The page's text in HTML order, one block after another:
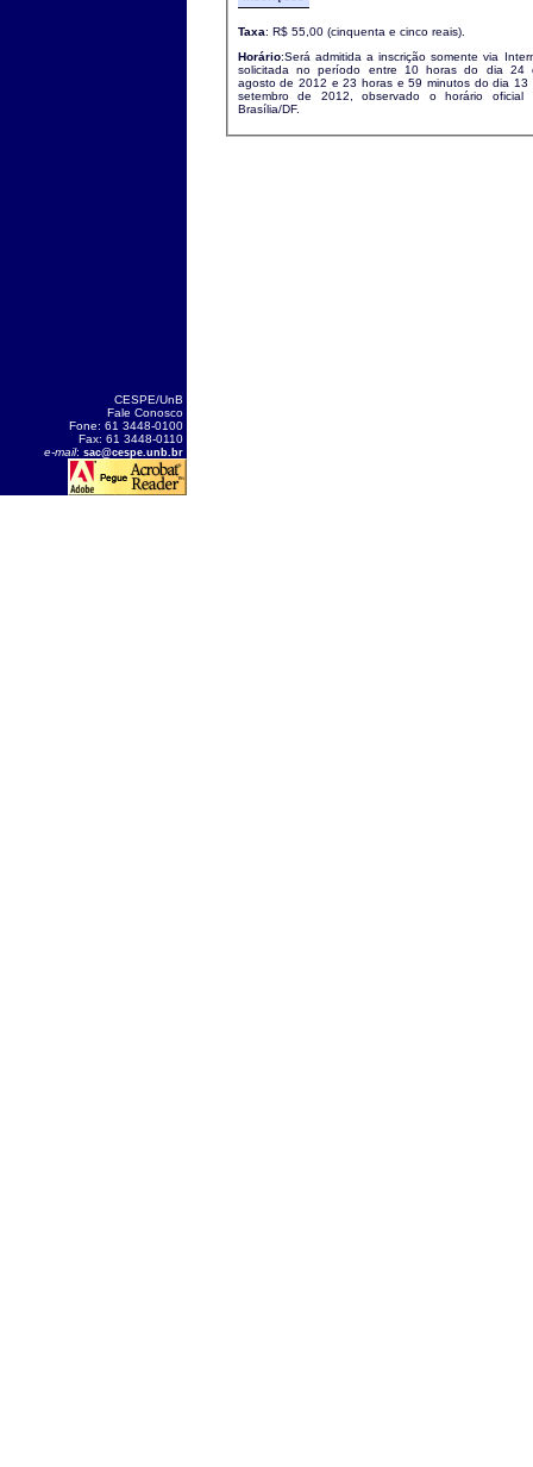
Taxa: R$ 55,00 (cinquenta e cinco reais).
Horário:Será admitida a inscrição somente via
solicitada no período entre 10 horas do dia 24
agosto de 2012 e 23 horas e 59 minutos do dia 13
setembro de 2012, observado o horário oficial
Brasília/DF.
CESPE/UnB
Fale Conosco
Fone: 61 3448-0100
Fax: 61 3448-0110
e-mail: sac@cespe.unb.br